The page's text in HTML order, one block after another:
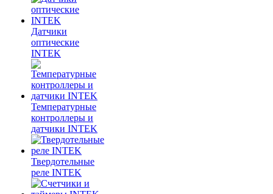
Датчики
оптические
INTEK
Температурные
контроллеры и
датчики INTEK
Твердотельные
реле INTEK